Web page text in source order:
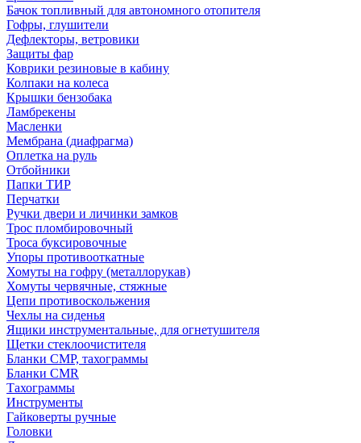
Бачок топливный для автономного отопителя
Гофры, глушители
Дефлекторы, ветровики
Защиты фар
Коврики резиновые в кабину
Колпаки на колеса
Крышки бензобака
Ламбрекены
Масленки
Мембрана (диафрагма)
Оплетка на руль
Отбойники
Папки ТИР
Перчатки
Ручки двери и личинки замков
Трос пломбировочный
Троса буксировочные
Упоры противооткатные
Хомуты на гофру (металлорукав)
Хомуты червячные, стяжные
Цепи противоскольжения
Чехлы на сиденья
Ящики инструментальные, для огнетушителя
Щетки стеклоочистителя
Бланки СМР, тахограммы
Бланки CMR
Тахограммы
Инструменты
Гайковерты ручные
Головки